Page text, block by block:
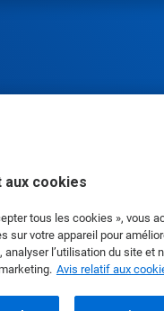
aux cookies
tous les cookies », vous
sur votre appareil pour
analyser l’utilisation du site et
Avis relatif aux
|Politique de
d'utilisation